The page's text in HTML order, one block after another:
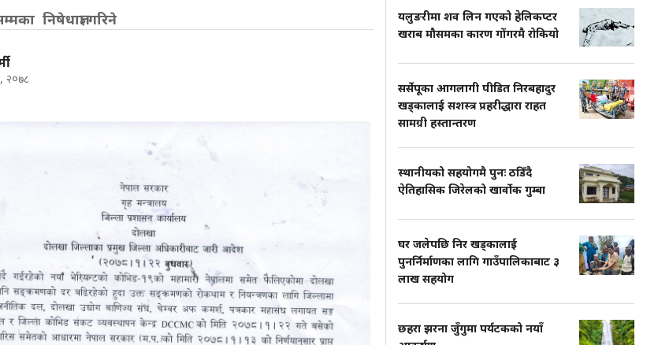
निषेधाज्ञा गरिने
२०७८
यलुङरीमा शव लिन गएको हेलिकप्टर
खराब मौसमका कारण गोंगरमै रोकियो
सर्सेपूका आगलागी पीडित निरबहादुर
खड्कालाई सशस्त्र प्रहरीद्धारा राहत
सामग्री हस्तान्तरण
स्थानीयको सहयोगमै पुनः ठडिँदै
ऐतिहासिक जिरेलको खार्वोक गुम्बा
घर जलेपछि निर खड्कालाई
पुनर्निर्माणका लागि गाउँपालिकाबाट ३
लाख सहयोग
छहरा झरना जुँगुमा पर्यटकको नयाँ